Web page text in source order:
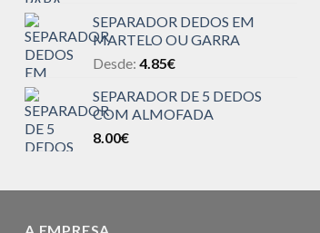
SEPARADOR DEDOS EM
MARTELO OU GARRA
Desde: 4.85€
SEPARADOR DE 5 DEDOS
COM ALMOFADA
8.00€